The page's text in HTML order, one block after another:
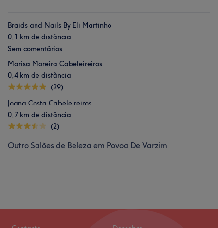
Braids and Nails By Eli Martinho
0,1 km de distância
Sem comentários
Marisa Moreira Cabeleireiros
0,4 km de distância
(29)
Joana Costa Cabeleireiros
0,7 km de distância
(2)
Outro Salões de Beleza em Povoa De Varzim